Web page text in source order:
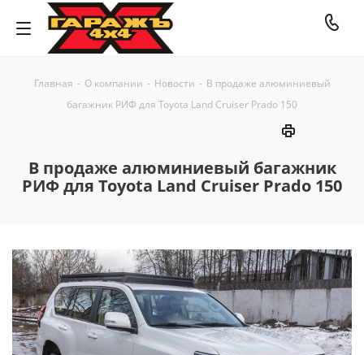
Главная - О компании - Новости - В продаже алюминиевый
багажник РИФ для Toyota Land Cruiser Prado 150
В продаже алюминиевый багажник
РИФ для Toyota Land Cruiser Prado 150